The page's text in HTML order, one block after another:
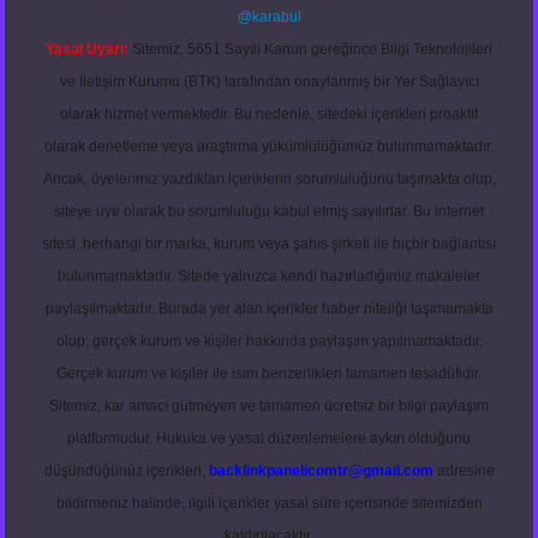
@karabul
Yasal Uyarı: Sitemiz, 5651 Sayılı Kanun gereğince Bilgi Teknolojileri
ve İletişim Kurumu (BTK) tarafından onaylanmış bir Yer Sağlayıcı
olarak hizmet vermektedir. Bu nedenle, sitedeki içerikleri proaktif
olarak denetleme veya araştırma yükümlülüğümüz bulunmamaktadır.
Ancak, üyelerimiz yazdıkları içeriklerin sorumluluğunu taşımakta olup,
siteye üye olarak bu sorumluluğu kabul etmiş sayılırlar. Bu internet
sitesi, herhangi bir marka, kurum veya şahıs şirketi ile hiçbir bağlantısı
bulunmamaktadır. Sitede yalnızca kendi hazırladığımız makaleler
paylaşılmaktadır. Burada yer alan içerikler haber niteliği taşımamakta
olup, gerçek kurum ve kişiler hakkında paylaşım yapılmamaktadır.
Gerçek kurum ve kişiler ile isim benzerlikleri tamamen tesadüfidir.
Sitemiz, kar amacı gütmeyen ve tamamen ücretsiz bir bilgi paylaşım
platformudur. Hukuka ve yasal düzenlemelere aykırı olduğunu
düşündüğünüz içerikleri, backlinkpanelicomtr@gmail.com adresine
bildirmeniz halinde, ilgili içerikler yasal süre içerisinde sitemizden